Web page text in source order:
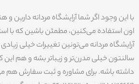
با این وجود اگر شما آرایشگاه مردانه دارین و
اون استفاده می‌کنین، مطمئن باشین که با
آرایشگاه مردانه می‌تونین تغییرات خیلی زیادی
سالنتون خیلی مدرن‌تر و زیباتر بشه و هم این
داشته باشه. برای مشاوره و ثبت سفارش هم